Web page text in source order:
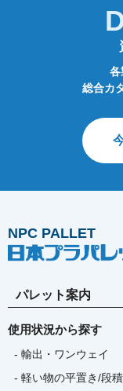
各
総合カ
NPC PALLET
パレット案内
使用状況から探す
- 輸出・ワンウェイ
- 軽い物の平置き/段